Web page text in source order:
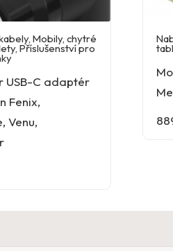
, Mobily, chytré
, Příslušenství pro
USB-C adaptér
Fenix,
Venu,